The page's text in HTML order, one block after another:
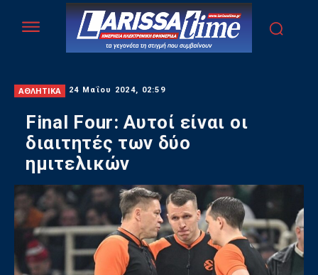
ΑΘΛΗΤΙΚΑ 24 Μαΐου 2024, 02:59
Final Four: Αυτοί είναι οι
διαιτητές των δύο
ημιτελικών